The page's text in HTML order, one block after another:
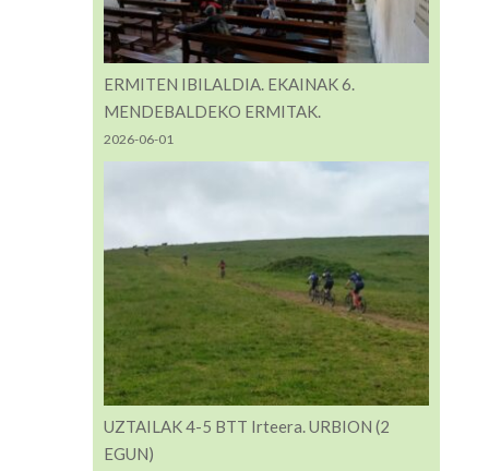
ERMITEN IBILALDIA. EKAINAK 6.
MENDEBALDEKO ERMITAK.
2026-06-01
UZTAILAK 4-5 BTT Irteera. URBION (2
EGUN)